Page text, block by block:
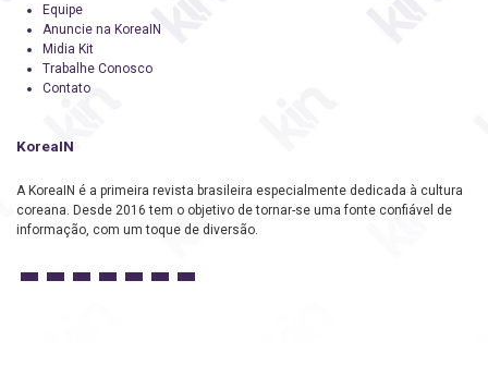
Equipe
Anuncie na KoreaIN
Midia Kit
Trabalhe Conosco
Contato
KoreaIN
A KoreaIN é a primeira revista brasileira especialmente dedicada à cultura
coreana. Desde 2016 tem o objetivo de tornar-se uma fonte confiável de
informação, com um toque de diversão.